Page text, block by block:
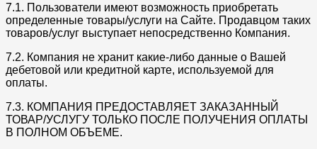
7.1. Пользователи имеют возможность приобретать
определенные товары/услуги на Сайте. Продавцом таких
товаров/услуг выступает непосредственно Компания.
7.2. Компания не хранит какие-либо данные о Вашей
дебетовой или кредитной карте, используемой для
оплаты.
7.3. КОМПАНИЯ ПРЕДОСТАВЛЯЕТ ЗАКАЗАННЫЙ
ТОВАР/УСЛУГУ ТОЛЬКО ПОСЛЕ ПОЛУЧЕНИЯ ОПЛАТЫ
В ПОЛНОМ ОБЪЕМЕ.